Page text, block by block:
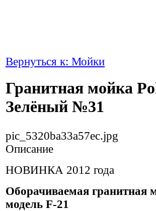
Вернуться к: Мойки
Гранитная мойка
Зелёный №31
pic_5320ba33a57ec.jpg
Описание
НОВИНКА 2012 года
Оборачиваемая
модель F-21